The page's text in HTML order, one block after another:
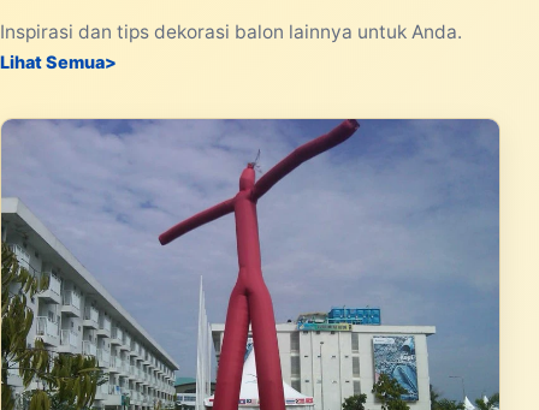
Inspirasi dan tips dekorasi balon lainnya untuk Anda.
Lihat Semua